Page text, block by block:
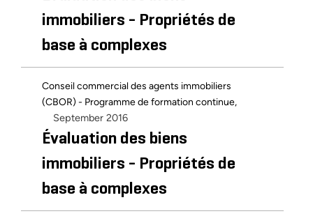
immobiliers - Propriétés de
base à complexes
Conseil commercial des agents immobiliers
(CBOR) - Programme de formation continue,
September 2016
Évaluation des biens
immobiliers - Propriétés de
base à complexes